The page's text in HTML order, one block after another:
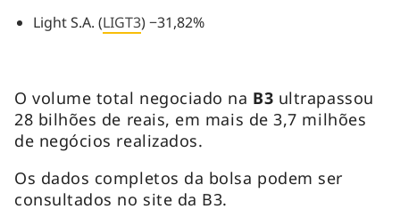
Light S.A. (LIGT3) −31,82%
O volume total negociado na B3 ultrapassou
28 bilhões de reais, em mais de 3,7 milhões
de negócios realizados.
Os dados completos da bolsa podem ser
consultados no site da B3.